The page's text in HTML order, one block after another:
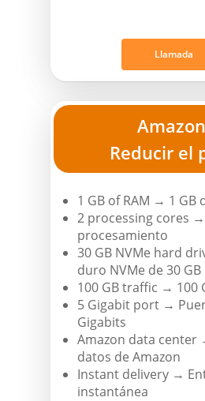
Llamada
Amazon
Reducir el
1 GB of RAM → 1 GB
2 processing cores
procesamiento
30 GB NVMe hard
duro NVMe de 30 GB
100 GB traffic → 100
5 Gigabit port →
Gigabits
Amazon data center
datos de Amazon
Instant delivery →
instantánea